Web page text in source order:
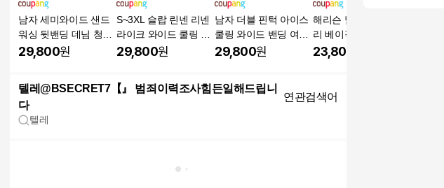
남자 세미와이드 샌드
워싱 뒷밴딩 데님 청바
지 팬츠 빅사이즈
29,800원
S~3XL 슬랍 린넨 리넨
라이크 와이드 쿨링 코
튼 여름 면 바지 팬츠
29,800원
남자 더블 핀턱 아이스
쿨링 와이드 밴딩 여름
청바지 데님 팬츠
29,800원
해리슨 남성용 링클프
리 베이직 셔츠 597 JI
M1144
23,800
텔레@BSECRET7【』 범죄이력조사힘든일해드립니
다
연관검색어
텔레